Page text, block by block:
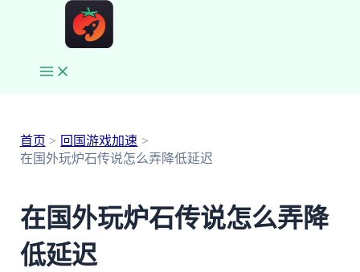
Main
首页
回国游戏加速
在国外玩炉石传说怎么弄降低延迟
在国外玩炉石传说怎么弄降
低延迟